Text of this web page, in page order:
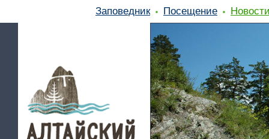
Заповедник Посещение